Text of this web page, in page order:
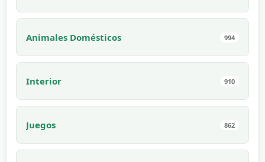
Animales Domésticos 994
Interior 910
Juegos 862